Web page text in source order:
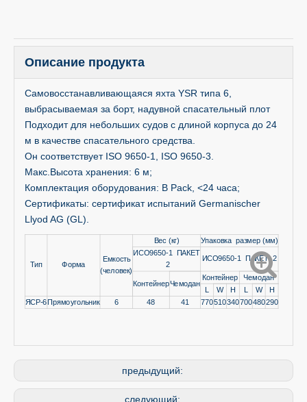
Описание продукта
Самовосстанавливающаяся яхта YSR типа 6,
выбрасываемая за борт, надувной спасательный плот
Подходит для небольших судов с длиной корпуса до 24
м в качестве спасательного средства.
Он соответствует ISO 9650-1, ISO 9650-3.
Макс.Высота хранения: 6 м;
Комплектация оборудования: B Pack, <24 часа;
Сертификаты: сертификат испытаний Germanischer
Llyod AG (GL).
Тип Форма
Емкость
(человек)
Вес (кг) Упаковка размер (мм)
ИСО9650-1 ПАКЕТ
2
ИСО9650-1 ПАКЕТ 2
КонтейнерЧемодан
Контейнер Чемодан
L W H L W
H
ЯСР-6Прямоугольник 6 48 41 770510340700480290
предыдущий:
следующий: